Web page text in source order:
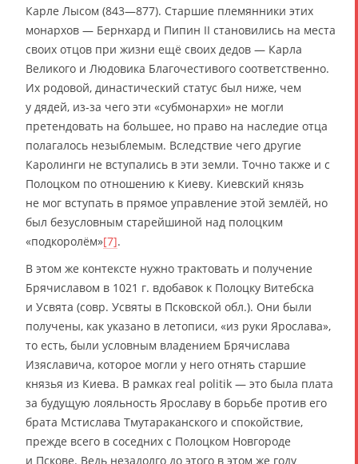
Карле Лысом (843—877). Старшие племянники этих
монархов — Бернхард и Пипин II становились на места
своих отцов при жизни ещё своих дедов — Карла
Великого и Людовика Благочестивого соответственно.
Их родовой, династический статус был ниже, чем
у дядей, из-за чего эти «субмонархи» не могли
претендовать на большее, но право на наследие отца
полагалось незыблемым. Вследствие чего другие
Каролинги не вступались в эти земли. Точно также и с
Полоцком по отношению к Киеву. Киевский князь
не мог вступать в прямое управление этой землёй, но
был безусловным старейшиной над полоцким
«подкоролём»[7].
В этом же контексте нужно трактовать и получение
Брячиславом в 1021 г. вдобавок к Полоцку Витебска
и Усвята (совр. Усвяты в Псковской обл.). Они были
получены, как указано в летописи, «из руки Ярослава»,
то есть, были условным владением Брячислава
Изяславича, которое могли у него отнять старшие
князья из Киева. В рамках real politik — это была плата
за будущую лояльность Ярославу в борьбе против его
брата Мстислава Тмутараканского и спокойствие,
прежде всего в соседних с Полоцком Новгороде
и Пскове. Ведь незадолго до этого в этом же году